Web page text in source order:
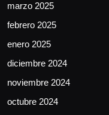
marzo 2025
febrero 2025
enero 2025
diciembre 2024
noviembre 2024
octubre 2024